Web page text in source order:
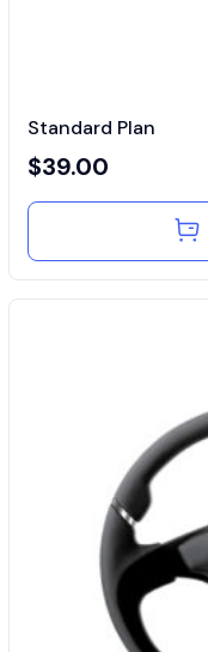
Standard Plan
$39.00